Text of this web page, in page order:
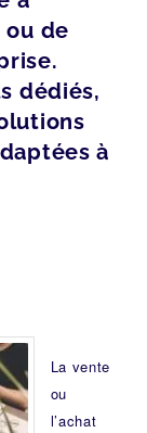
ou de
dédiés,
à
La vente
ou
l’achat